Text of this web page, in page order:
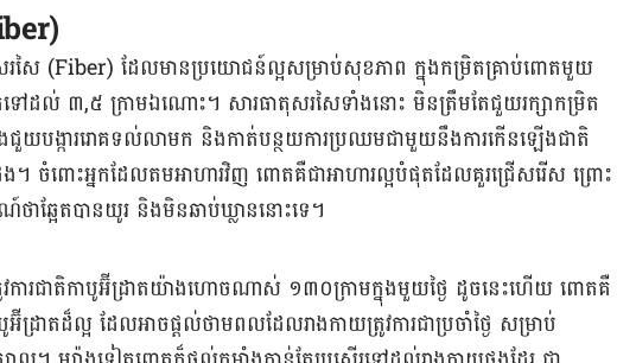
រសៃ​ (Fiber) ដែល​​មាន​ប្រយោជន៍​ល្អ​សម្រាប់​សុខភាព​ ក្នុង​កម្រិត​គ្រាប់​ពោត​មួយ​
ៅ​ដល់ ៣,៥ ក្រាមឯណោះ។ សារធាតុ​សរសៃ​ទាំង​នោះ​ មិន​ត្រឹម​តែ​​ជួយ​រក្សា​កម្រិត​
ងជួយ​បង្ការ​រោគ​ទល់​លាមក​ និង​កាត់​បន្ថយ​ការ​ប្រឈម​ជាមួយ​នឹងការ​កើន​ឡើង​ជាតិ​
។ ចំពោះ​អ្នក​ដែល​តម​អាហារ​វិញ ពោត​គឺ​ជា​អាហារ​ល្អ​បំផុត​ដែល​គួរ​ជ្រើស​រើស ព្រោះ​
ា​ឆ្អែត​​បាន​យូរ​ និង​​មិន​ឆាប់​ឃ្លាន​​នោះ​​ទេ​។
រូវ​ការ​ជាតិ​កាបូអ៊ីដ្រាត​យ៉ាង​ហោច​ណាស់ ១៣០​ក្រាម​ក្នុង​មួយ​ថ្ងៃ ដូច​នេះ​ហើយ ពោត​គឺ​
ដ្រាតដ៏​ល្អ ដែល​អាច​ផ្ដល់ថាម​ពលដែល​រាង​កាយ​ត្រូវ​ការ​ជា​ប្រចាំ​ថ្ងៃ សម្រាប់​